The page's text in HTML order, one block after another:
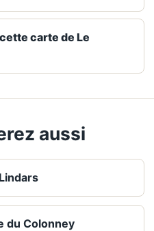
carte de Le
aussi
du Colonney